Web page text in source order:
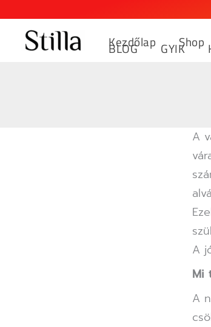
content
Kezdőlap Shop
BLOG GYIK
A
A
Mi
A